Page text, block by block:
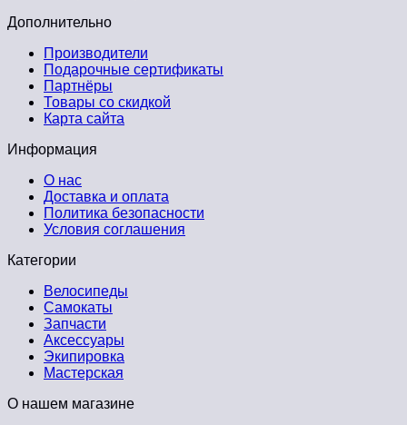
Дополнительно
Производители
Подарочные сертификаты
Партнёры
Товары со скидкой
Карта сайта
Информация
О нас
Доставка и оплата
Политика безопасности
Условия соглашения
Категории
Велосипеды
Самокаты
Запчасти
Аксессуары
Экипировка
Мастерская
О нашем магазине